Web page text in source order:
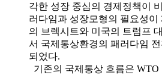
각한 성장 중심의 경제정책이
러다임과 성장모형의 필요성이
의 브렉시트와 미국의 트럼프
서 국제통상환경의 패러다임
되었다.
기존의 국제통상 흐름은